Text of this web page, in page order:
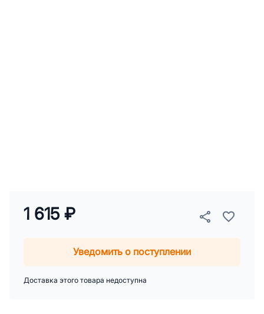
1 615 ₽
Уведомить о поступлении
Доставка этого товара недоступна